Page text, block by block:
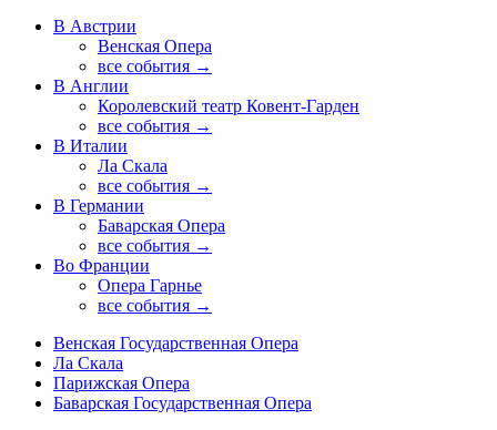
В Австрии
Венская Опера
все события →
В Англии
Королевский театр Ковент-Гарден
все события →
В Италии
Ла Скала
все события →
В Германии
Баварская Опера
все события →
Во Франции
Опера Гарнье
все события →
Венская Государственная Опера
Ла Скала
Парижская Опера
Баварская Государственная Опера